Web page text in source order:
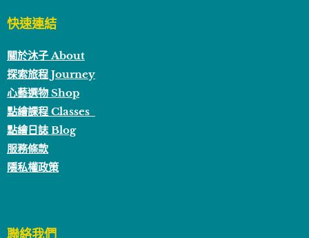
快速連結
關於沐子 About
探索旅程 Journey
心藝選物 Shop
點繪課程 Classes
點繪日誌 Blog
服務條款
隱私權政策
聯絡我們